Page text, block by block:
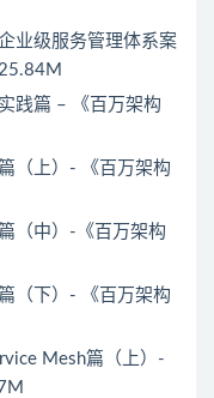
业级服务管理体系案
践篇 – 《百万架构
（上）- 《百万架构
（中）-《百万架构
（下）- 《百万架构
Mesh篇（上）-